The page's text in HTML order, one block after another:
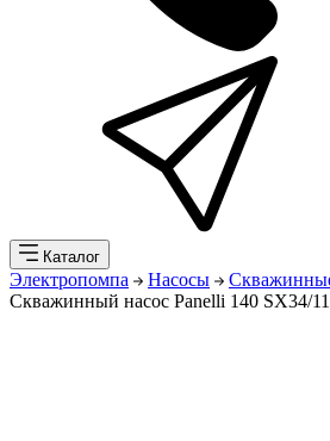
Каталог
Электропомпа Насосы
Скважинный насос Panelli 140 SX34/